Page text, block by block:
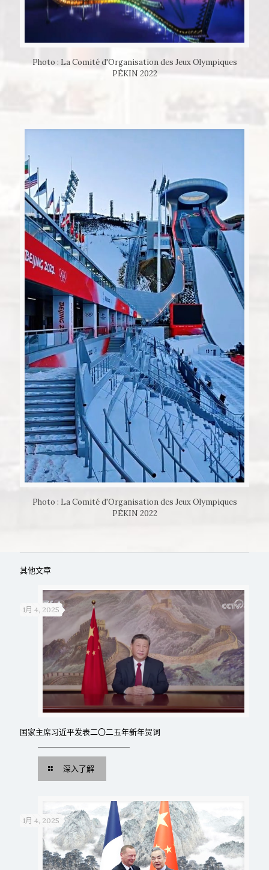
Photo : La Comité d'Organisation des Jeux Olympiques
PÉKIN 2022
Photo : La Comité d'Organisation des Jeux Olympiques
PÉKIN 2022
其他文章
1月 4, 2025
国家主席习近平发表二〇二五年新年贺词
深入了解
1月 4, 2025